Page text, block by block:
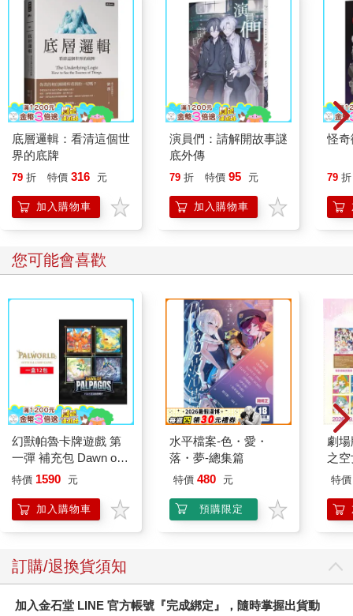
底層邏輯：看清這個世
界的底牌
79 折 特價 316 元
加入購物車
演員們：請解開故事謎
底外傳
79 折 特價 95 元
加入購物車
怪
79 折
您可能會喜歡
幻獸帕魯卡牌遊戲 第
一彈 補充包 Dawn of
Palpagos（日文版一
特價 1590 元
加入購物車
水平檔案-色・愛・
落・夢-總集篇
特價 480 元
預購限定
劇
之
樂
組
特價
訂購/退換貨須知
加入金石堂 LINE 官方帳號『完成綁定』，隨時掌握出貨動